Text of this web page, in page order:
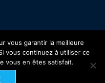
vous garantir la meilleure
vous continuez à utiliser ce
vous en êtes satisfait.